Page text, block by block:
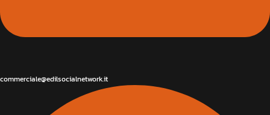
commerciale@edilsocialnetwork.it